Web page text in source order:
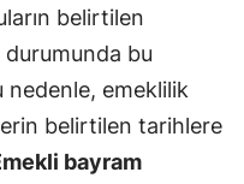
belirtilen
durumunda bu
nedenle, emeklilik
belirtilen tarihlere
bayram